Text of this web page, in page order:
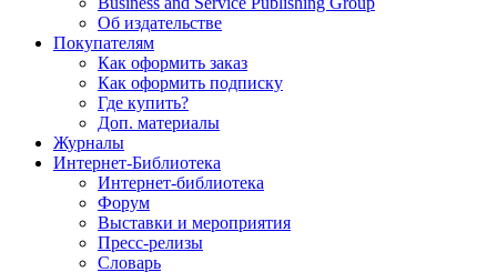
Об издательстве
Покупателям
Как оформить заказ
Как оформить подписку
Где купить?
Доп. материалы
Журналы
Интернет-Библиотека
Интернет-библиотека
Форум
Выставки и мероприятия
Пресс-релизы
Словарь